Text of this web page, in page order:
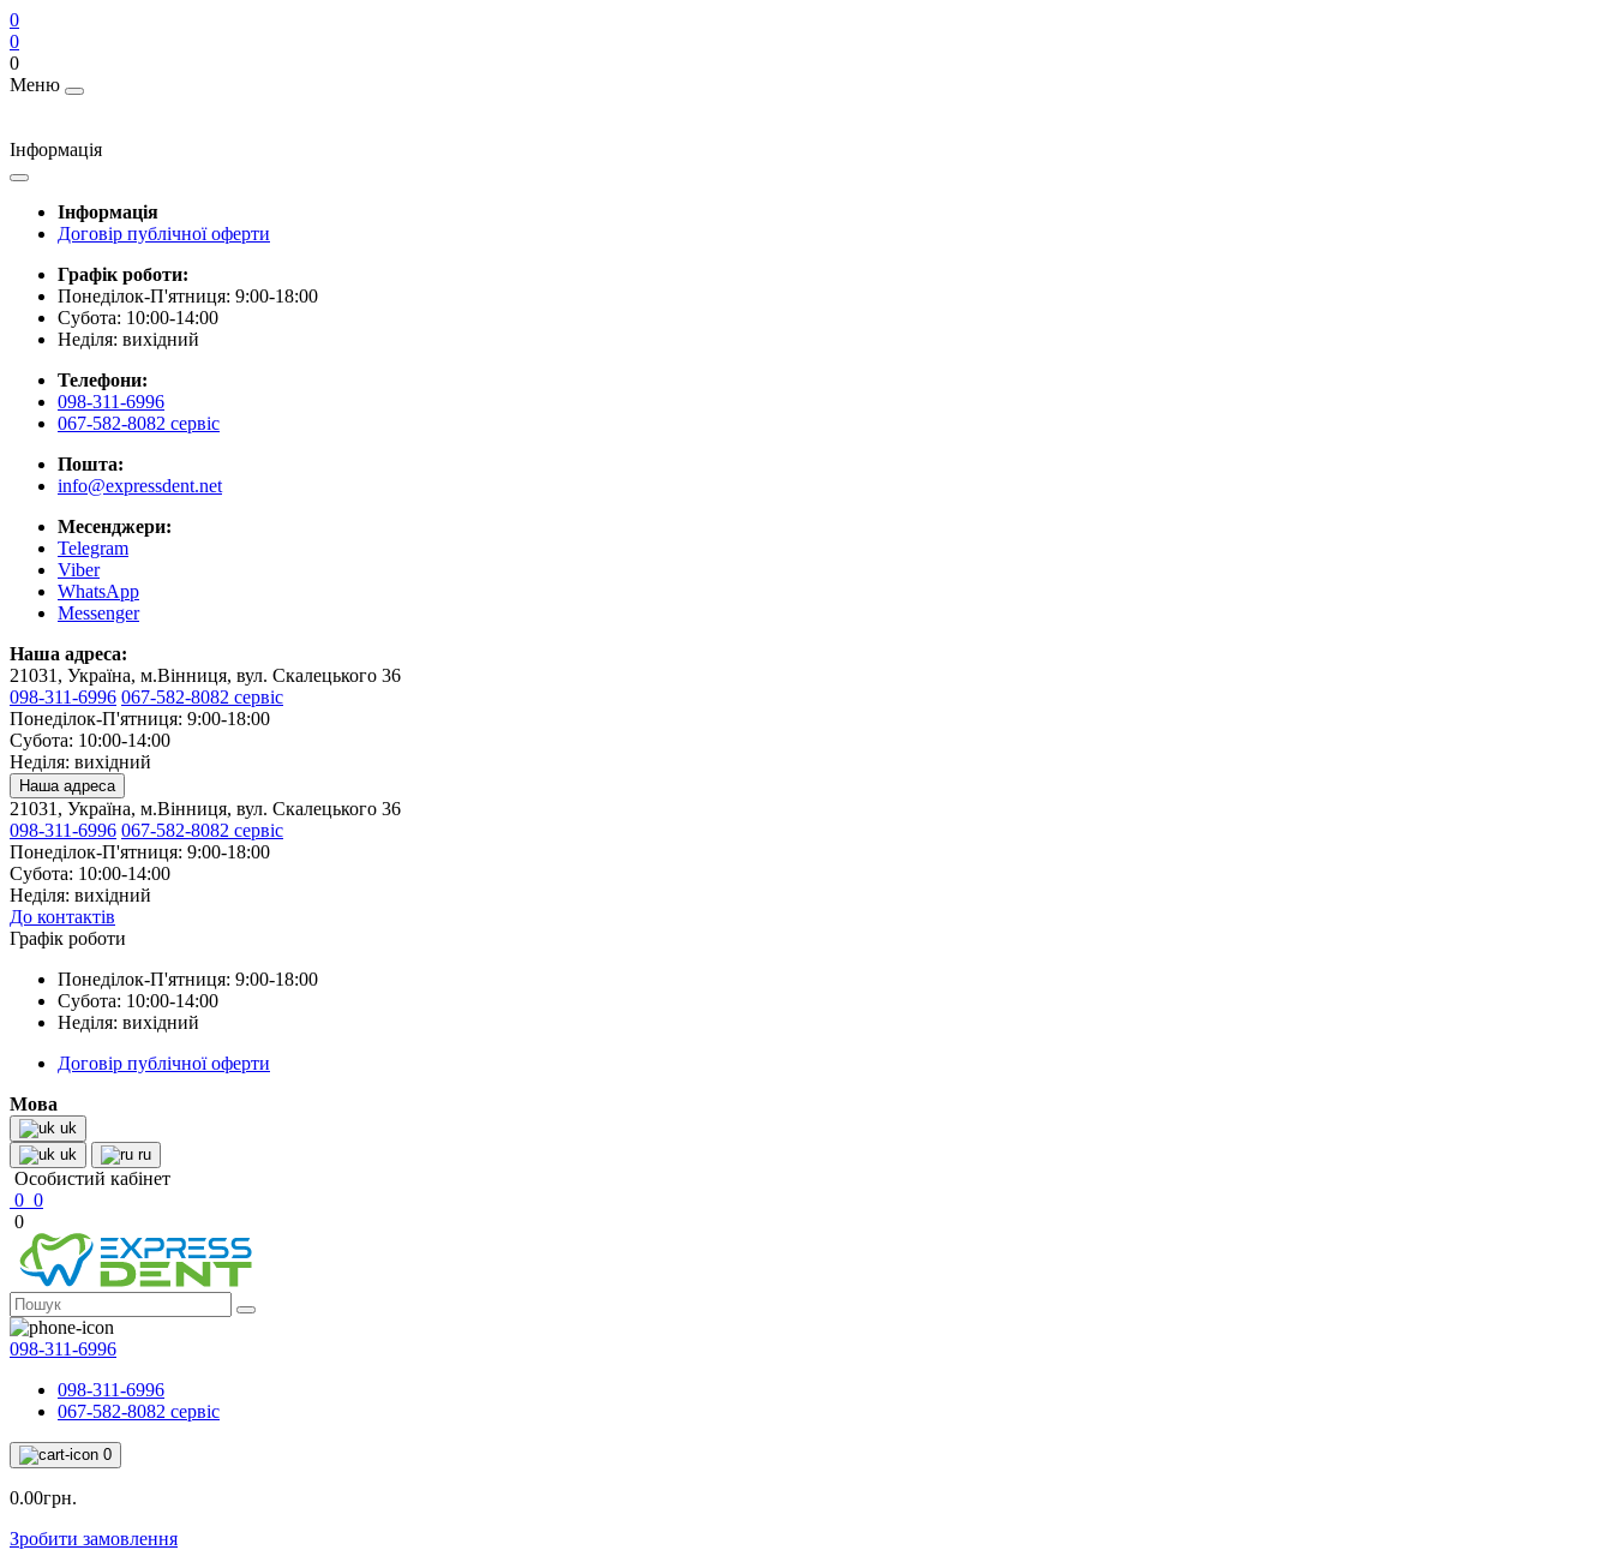
0
0
0
Меню
Інформація
Інформація
Договір публічної оферти
Графік роботи:
Понеділок-П'ятниця: 9:00-18:00
Субота: 10:00-14:00
Неділя: вихідний
Телефони:
098-311-6996
067-582-8082 сервіс
Пошта:
info@expressdent.net
Месенджери:
Telegram
Viber
WhatsApp
Messenger
Наша адреса:
21031, Україна, м.Вінниця, вул. Скалецького 36
098-311-6996 067-582-8082 сервіс
Понеділок-П'ятниця: 9:00-18:00
Субота: 10:00-14:00
Неділя: вихідний
Наша адреса
21031, Україна, м.Вінниця, вул. Скалецького 36
098-311-6996 067-582-8082 сервіс
Понеділок-П'ятниця: 9:00-18:00
Субота: 10:00-14:00
Неділя: вихідний
До контактів
Графік роботи
Понеділок-П'ятниця: 9:00-18:00
Субота: 10:00-14:00
Неділя: вихідний
Договір публічної оферти
Мова
uk
uk
ru
Особистий кабінет
0 0
0
098-311-6996
098-311-6996
067-582-8082 сервіс
0
0.00грн.
Зробити замовлення